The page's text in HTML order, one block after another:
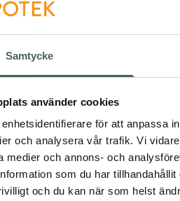
Samtycke
använder cookies
för att anpassa
och analysera vår trafik. Vi
medier och annons- och
som du har
och du kan när som helst